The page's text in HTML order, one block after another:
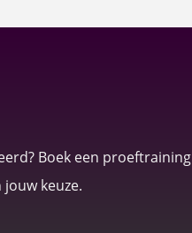
Boek een proeftraining
keuze.